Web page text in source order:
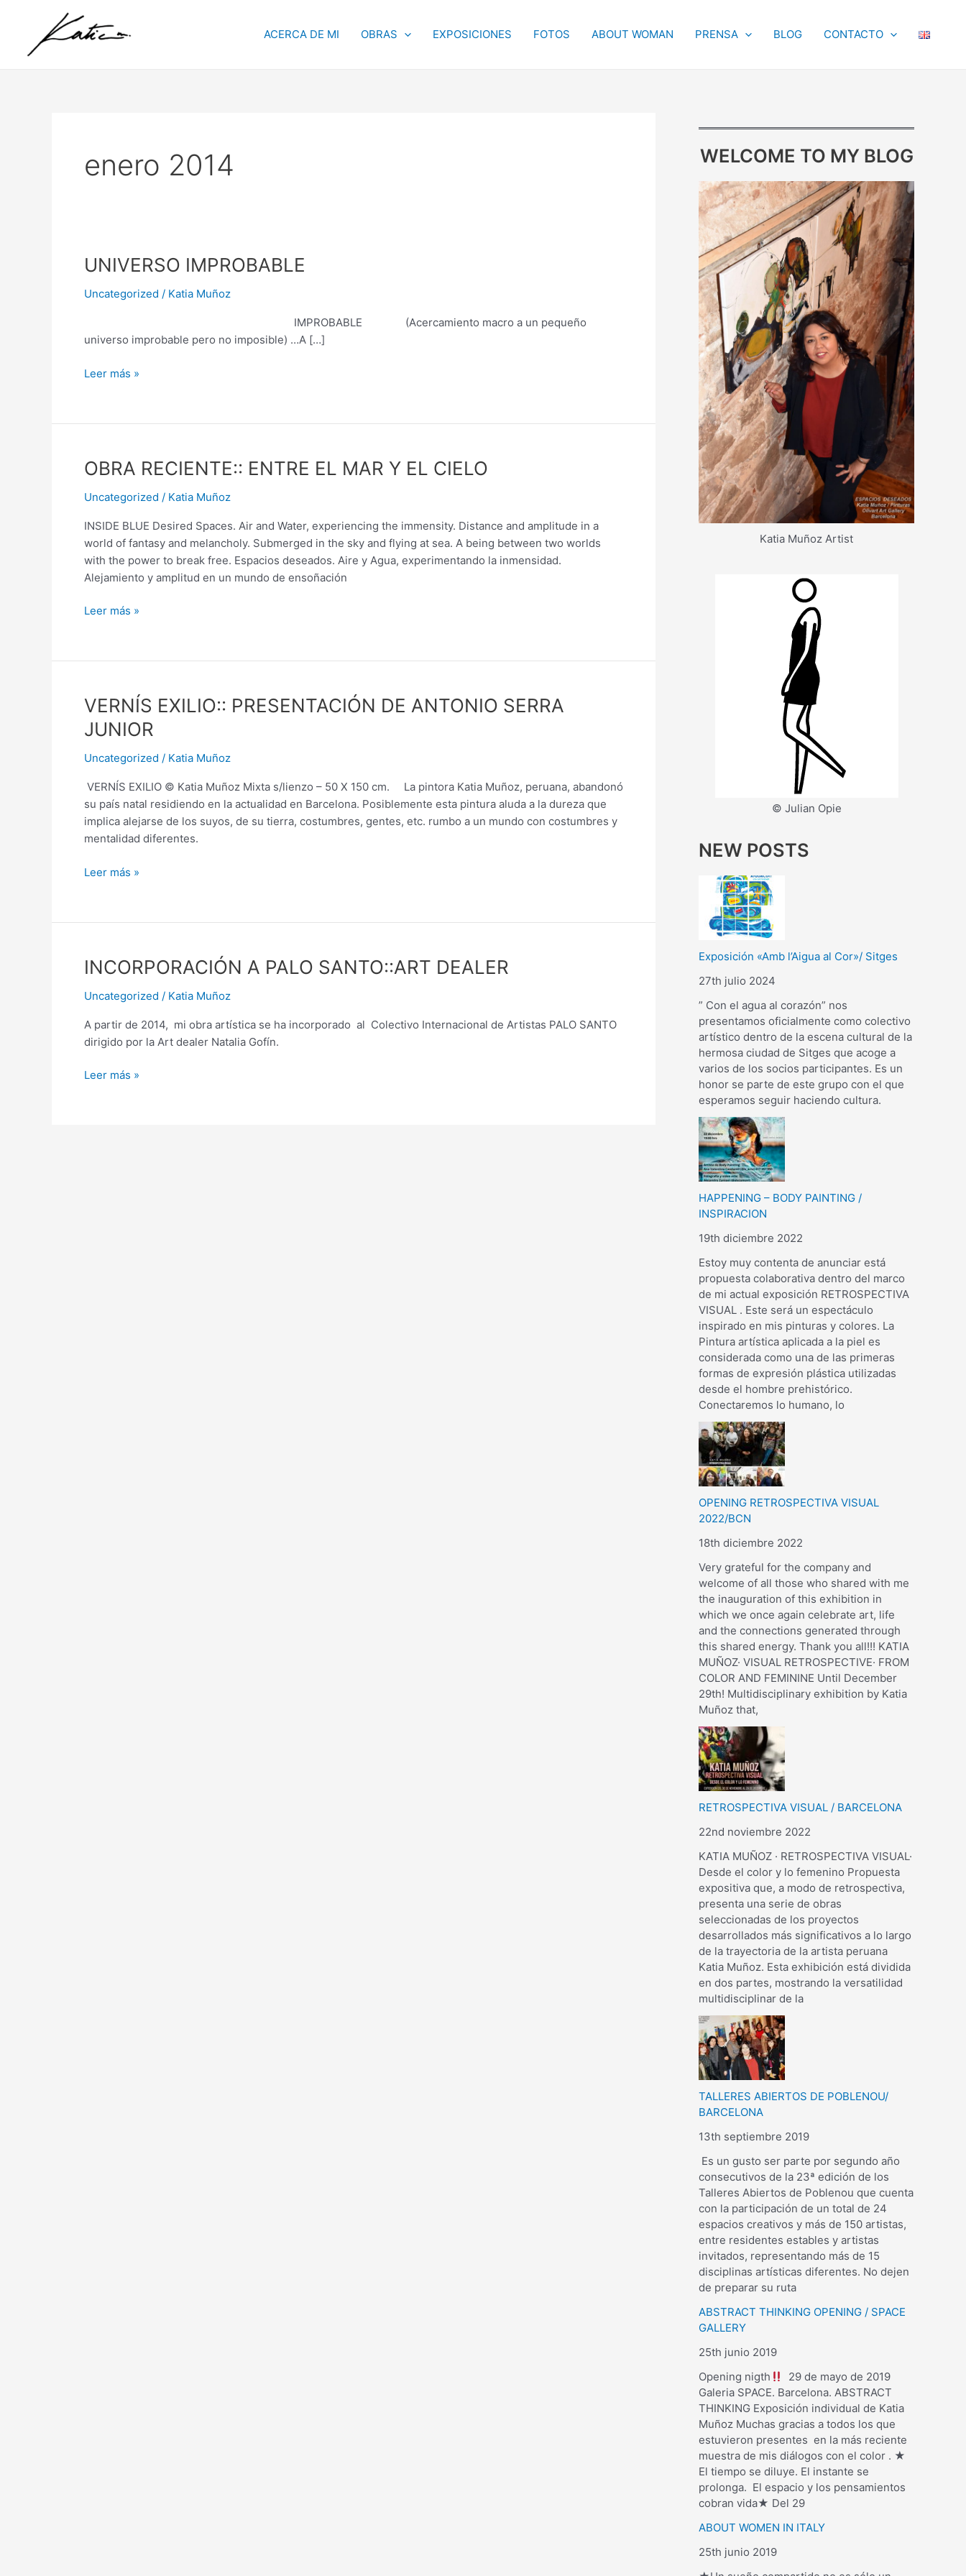
contenido
ACERCA DE MI OBRAS EXPOSICIONES FOTOS ABOUT WOMAN PRENSA BLOG CONTACTO
enero 2014
UNIVERSO IMPROBABLE
Uncategorized / Katia Muñoz
IMPROBABLE (Acercamiento macro a un pequeño
universo improbable pero no imposible) …A […]
UNIVERSO
Leer más »
OBRA RECIENTE:: ENTRE EL MAR Y EL CIELO
Uncategorized / Katia Muñoz
INSIDE BLUE Desired Spaces. Air and Water, experiencing the immensity. Distance and amplitude in a
world of fantasy and melancholy. Submerged in the sky and flying at sea. A being between two worlds
with the power to break free. Espacios deseados. Aire y Agua, experimentando la inmensidad.
Alejamiento y amplitud en un mundo de ensoñación
OBRA
ENTRE
MAR
Y
EL
CIELO
Leer más »
VERNÍS EXILIO:: PRESENTACIÓN DE ANTONIO SERRA
JUNIOR
Uncategorized / Katia Muñoz
VERNÍS EXILIO © Katia Muñoz Mixta s/lienzo – 50 X 150 cm. La pintora Katia Muñoz, peruana, abandonó
su país natal residiendo en la actualidad en Barcelona. Posiblemente esta pintura aluda a la dureza que
implica alejarse de los suyos, de su tierra, costumbres, gentes, etc. rumbo a un mundo con costumbres y
mentalidad diferentes.
VERNÍS
PRESENTACIÓN
DE
SERRA
JUNIOR
Leer más »
INCORPORACIÓN A PALO SANTO::ART DEALER
Uncategorized / Katia Muñoz
A partir de 2014, mi obra artística se ha incorporado al Colectivo Internacional de Artistas PALO SANTO
dirigido por la Art dealer Natalia Gofín.
INCORPORACIÓN
PALO
DEALER
Leer más »
WELCOME TO MY BLOG
Katia Muñoz Artist
© Julian Opie
NEW POSTS
Exposición «Amb l’Aigua al Cor»/ Sitges
27th julio 2024
” Con el agua al corazón” nos
presentamos oficialmente como colectivo
artístico dentro de la escena cultural de la
hermosa ciudad de Sitges que acoge a
varios de los socios participantes. Es un
honor se parte de este grupo con el que
esperamos seguir haciendo cultura.
HAPPENING – BODY PAINTING /
INSPIRACION
19th diciembre 2022
Estoy muy contenta de anunciar está
propuesta colaborativa dentro del marco
de mi actual exposición RETROSPECTIVA
VISUAL . Este será un espectáculo
inspirado en mis pinturas y colores. La
Pintura artística aplicada a la piel es
considerada como una de las primeras
formas de expresión plástica utilizadas
desde el hombre prehistórico.
Conectaremos lo humano, lo
OPENING RETROSPECTIVA VISUAL
2022/BCN
18th diciembre 2022
Very grateful for the company and
welcome of all those who shared with me
the inauguration of this exhibition in
which we once again celebrate art, life
and the connections generated through
this shared energy. Thank you all!!! KATIA
MUÑOZ· VISUAL RETROSPECTIVE· FROM
COLOR AND FEMININE Until December
29th! Multidisciplinary exhibition by Katia
Muñoz that,
RETROSPECTIVA VISUAL / BARCELONA
22nd noviembre 2022
KATIA MUÑOZ · RETROSPECTIVA VISUAL·
Desde el color y lo femenino Propuesta
expositiva que, a modo de retrospectiva,
presenta una serie de obras
seleccionadas de los proyectos
desarrollados más significativos a lo largo
de la trayectoria de la artista peruana
Katia Muñoz. Esta exhibición está dividida
en dos partes, mostrando la versatilidad
multidisciplinar de la
TALLERES ABIERTOS DE POBLENOU/
BARCELONA
13th septiembre 2019
Es un gusto ser parte por segundo año
consecutivos de la 23ª edición de los
Talleres Abiertos de Poblenou que cuenta
con la participación de un total de 24
espacios creativos y más de 150 artistas,
entre residentes estables y artistas
invitados, representando más de 15
disciplinas artísticas diferentes. No dejen
de preparar su ruta
ABSTRACT THINKING OPENING / SPACE
GALLERY
25th junio 2019
Opening nigth
29 de mayo de 2019
Galeria SPACE. Barcelona. ABSTRACT
THINKING Exposición individual de Katia
Muñoz Muchas gracias a todos los que
estuvieron presentes en la más reciente
muestra de mis diálogos con el color . ★
El tiempo se diluye. El instante se
prolonga. El espacio y los pensamientos
cobran vida★ Del 29
ABOUT WOMEN IN ITALY
25th junio 2019